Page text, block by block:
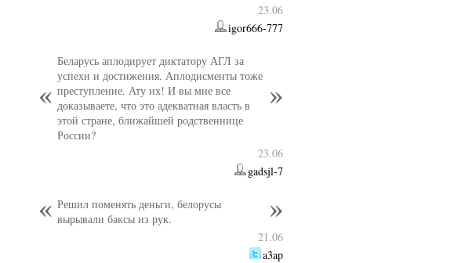
23.06
igor666-777
Беларусь аплодирует диктатору АГЛ за
успехи и достижения. Аплодисменты тоже
преступление. Ату их! И вы мне все
доказываете, что это адекватная власть в
этой стране, ближайшей родственнице
России?
23.06
gadsjl-7
Решил поменять деньги, белорусы
вырывали баксы из рук.
21.06
a3ap